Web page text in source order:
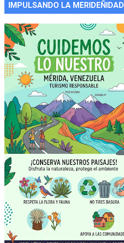
IMPULSANDO LA MERIDEÑIDAD